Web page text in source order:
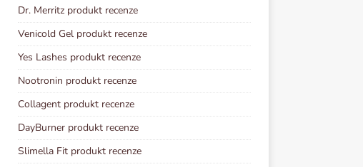
Dr. Merritz produkt recenze
Venicold Gel produkt recenze
Yes Lashes produkt recenze
Nootronin produkt recenze
Collagent produkt recenze
DayBurner produkt recenze
Slimella Fit produkt recenze